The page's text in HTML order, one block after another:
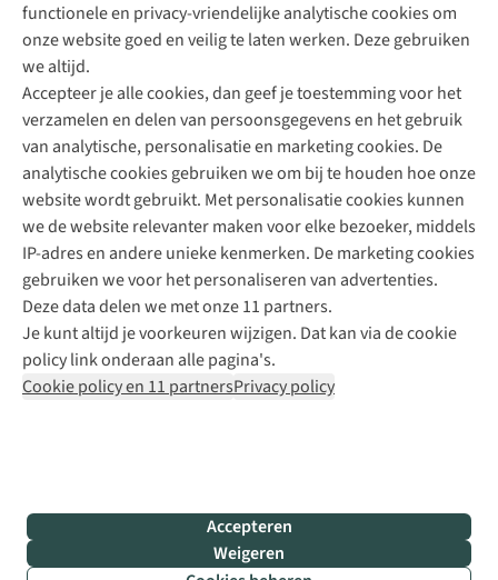
functionele en privacy-vriendelijke analytische cookies om
onze website goed en veilig te laten werken. Deze gebruiken
we altijd.
Accepteer je alle cookies, dan geef je toestemming voor het
verzamelen en delen van persoonsgegevens en het gebruik
van analytische, personalisatie en marketing cookies. De
analytische cookies gebruiken we om bij te houden hoe onze
website wordt gebruikt. Met personalisatie cookies kunnen
we de website relevanter maken voor elke bezoeker, middels
IP-adres en andere unieke kenmerken. De marketing cookies
gebruiken we voor het personaliseren van advertenties.
Deze data delen we met onze 11 partners.
Je kunt altijd je voorkeuren wijzigen. Dat kan via de cookie
policy link onderaan alle pagina's.
Cookie policy en 11 partnersPrivacy policy
Accepteren
Weigeren
Direct advies van een Buitenexpert
+31 (0)85 888 50 88
+31 6 12 28 49 80
Contactformulier
Bever
B.V.